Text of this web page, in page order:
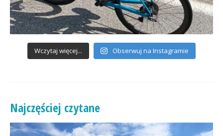
Wczytaj więcej... Obserwuj na Instagramie
Najczęściej czytane